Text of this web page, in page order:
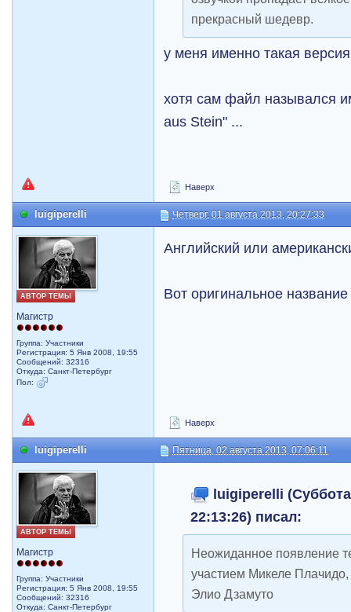
прекрасный шедевр.
у меня именно такая версия
хотя сам файл назывался
aus Stein" ...
Наверх
luigiperelli Четверг, 01 августа 2013, 20:27:33
АВТОР ТЕМЫ
Магистр
Группа: Участники
Регистрация: 5 Янв 2008, 19:55
Сообщений: 32316
Откуда: Санкт-Петербург
Пол:
Английский или
Вот оригинальное
Наверх
luigiperelli Пятница, 02 августа 2013, 07:06:11
АВТОР ТЕМЫ
Магистр
Группа: Участники
Регистрация: 5 Янв 2008, 19:55
Сообщений: 32316
Откуда: Санкт-Петербург
luigiperelli
22:13:26) писал:
Неожиданное появление
участием Микеле
Элио Дзамуто